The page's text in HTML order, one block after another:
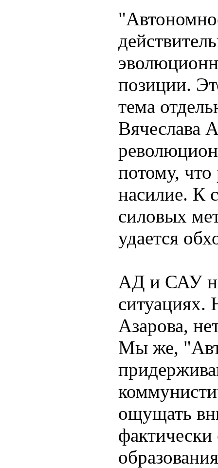
позиции.
тема
Вячеслава
потому,
насилие. К
силовых
удается
АД и САУ
ситуациях.
Азарова,
Мы же,
ощущать